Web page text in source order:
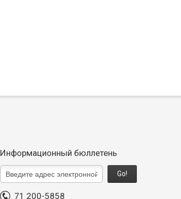
Информационный бюллетень
Go!
71 200-5858